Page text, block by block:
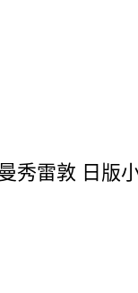
秀雷敦 日